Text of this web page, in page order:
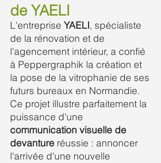
de YAELI
L'entreprise YAELI, spécialiste
de la rénovation et de
l'agencement intérieur, a confié
à Peppergraphik la création et
la pose de la vitrophanie de ses
futurs bureaux en Normandie.
Ce projet illustre parfaitement la
puissance d'une
communication visuelle de
devanture réussie : annoncer
l'arrivée d'une nouvelle